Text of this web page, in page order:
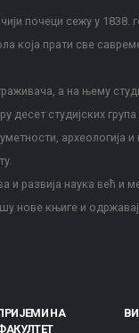
почеци сежу у
која прати све
а на њему
студијских
археологија
и развија наука већ и
нове књиге и
НА